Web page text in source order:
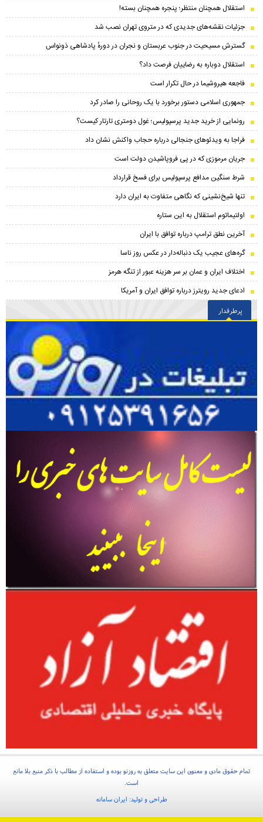
استقلال همچنان منتظر؛ پنجره همچنان بسته!
جزئیات نقشه‌های جدیدی که در متروی تهران نصب شد
گسترش مسیحیت در جنوب عربستان و نجران در دورهٔ پادشاهی ذونواس
استقلال دوباره به رضاییان فرصت داد؟
فاجعه هیروشیما در حال تکرار است
جمهوری اسلامی دستور برخورد با یک روحانی را صادر کرد
رونمایی از خرید جدید پرسپولیس؛ غول دومتری تارتار کیست؟
فراجا به ویدئوهای جنجالی درباره حجاب واکنش نشان داد
جریان مرموزی که در پی فروپاشیدن دولت است
شرط سنگین مدافع پرسپولیس برای فسخ قرارداد
تنها شیخ‌نشینی که نگاهی متفاوت به ایران دارد
اولتیماتوم استقلال به این ستاره
آخرین نطق ترامپ درباره توافق با ایران
گره‌های عجیب یک دنباله‌دار در عکس روز ناسا
اختلاف ایران و عمان بر سر هزینه عبور از تنگه هرمز
ادعای جدید رویترز درباره توافق ایران و آمریکا
پرطرفدار
تمام حقوق مادی و معنوی این سایت متعلق به روزنو بوده و استفاده از مطالب با ذکر منبع بلا مانع
است.
طراحی و تولید: ایران سامانه